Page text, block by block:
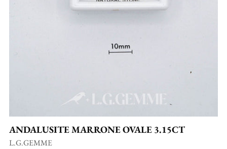
ANDALUSITE MARRONE OVALE 3.15CT
L.G.GEMME